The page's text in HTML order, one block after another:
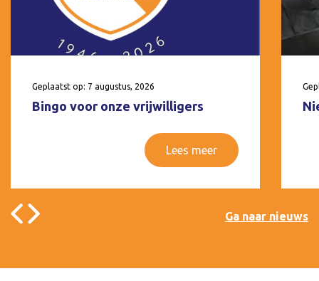
Geplaatst op: 7 augustus, 2026
Bingo voor onze vrijwilligers
Lees meer
Ga naar nieuws